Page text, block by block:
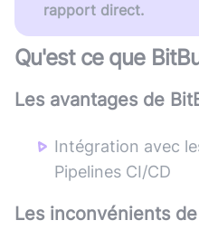
rapport direct.
Qu'est ce que
Les avantages de
Intégration avec
Pipelines CI/CD
Les inconvénients de